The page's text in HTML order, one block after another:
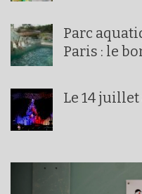
Parc
Paris : le
Le 14